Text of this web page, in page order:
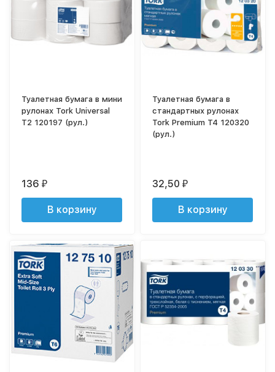
Туалетная бумага в мини
рулонах Tork Universal
T2 120197 (рул.)
136₽
В корзину
Туалетная бумага в
стандартных рулонах
Tork Premium T4 120320
(рул.)
32,50₽
В корзину